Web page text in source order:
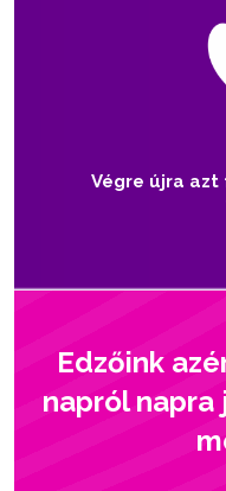
Végre újra azt
Edzőink
napról napra